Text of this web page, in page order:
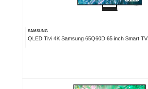
SAMSUNG
QLED Tivi 4K Samsung 65Q60D 65 inch Smart TV